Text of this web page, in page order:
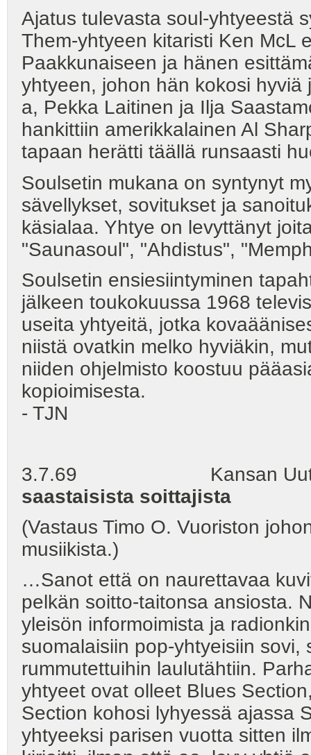
Ajatus tulevasta soul-yhtyeestä
Them-yhtyeen kitaristi Ken McL
Paakkunaiseen ja hänen
yhtyeen, johon hän kokosi
a, Pekka Laitinen ja Ilja
hankittiin amerikkalainen Al
tapaan herätti täällä runsaasti
Soulsetin mukana on syntynyt
sävellykset, sovitukset ja
käsialaa. Yhtye on levyttänyt
"Saunasoul", "Ahdistus",
Soulsetin ensiesiintyminen
jälkeen toukokuussa 1968
useita yhtyeitä, jotka
niistä ovatkin melko hyviäkin,
niiden ohjelmisto koostuu
kopioimisesta.
- TJN
3.7.69 Kansan
saastaisista soittajista
(Vastaus Timo O. Vuoriston
musiikista.)
…Sanot että on naurettavaa
pelkän soitto-taitonsa ansiosta.
yleisön informoimista ja
suomalaisiin pop-yhtyeisiin
rummutettuihin laulutähtiin.
yhtyeet ovat olleet Blues
Section kohosi lyhyessä ajassa
yhtyeeksi parisen vuotta sitten